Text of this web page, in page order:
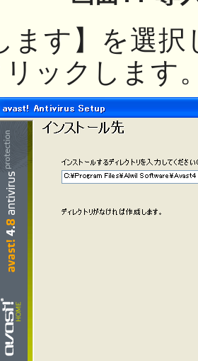
ます】を選
ックします